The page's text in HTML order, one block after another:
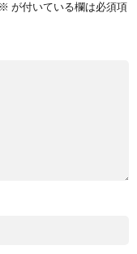
※ が付いている欄は必須項